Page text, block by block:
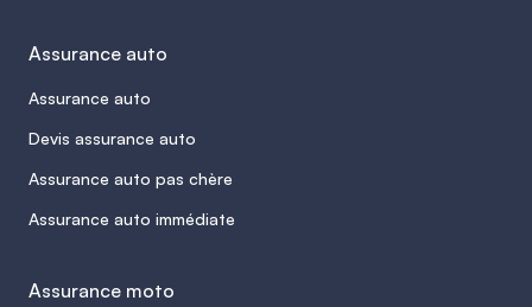
Assurance auto
Assurance auto
Devis assurance auto
Assurance auto pas chère
Assurance auto immédiate
Assurance moto